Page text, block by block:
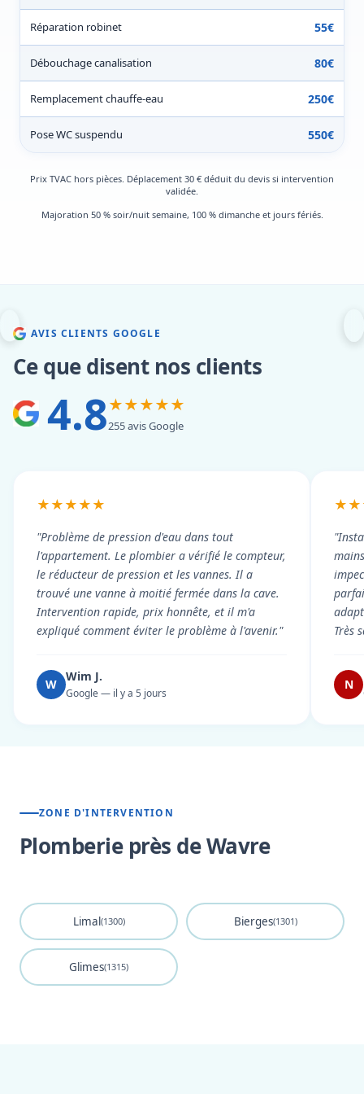
Réparation robinet 55€
Débouchage canalisation 80€
Remplacement chauffe-eau 250€
Pose WC suspendu 550€
Prix TVAC hors pièces. Déplacement 30 € déduit du devis si intervention
validée.
Majoration 50 % soir/nuit semaine, 100 % dimanche et jours fériés.
AVIS CLIENTS GOOGLE
Ce que disent nos clients
4.8★★★★★
255 avis Google
★★★★★
"Problème de pression d'eau dans tout
l'appartement. Le plombier a vérifié le compteur,
le réducteur de pression et les vannes. Il a
trouvé une vanne à moitié fermée dans la cave.
Intervention rapide, prix honnête, et il m'a
expliqué comment éviter le problème à l'avenir."
W
Wim J.
Google — il y a 5 jours
Très
N
ZONE D'INTERVENTION
Plomberie près de Wavre
Limal(1300) Bierges(1301)
Glimes(1315)